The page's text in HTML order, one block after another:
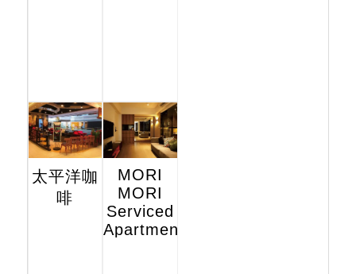
太平洋咖
啡
MORI
MORI
Serviced
Apartments